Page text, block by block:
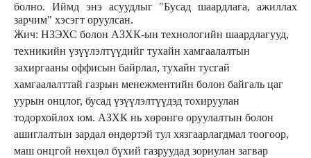
болно. Иймд энэ асуудлыг "Бусад шаардлага, ажиллах
зарчим" хэсэгт оруулсан.
Жич: НЗЭХС болон АЗХК-ын технологийн шаардлагууд,
техникийн үзүүлэлтүүдийг тухайн хамгаалалтын
захиргааны оффисын байрлал, тухайн тусгай
хамгаалалттай газрын менежментийн болон байгаль цаг
уурын онцлог, бусад үзүүлэлтүүдэд тохируулан
тодорхойлох юм. АЗХК нь хөрөнгө оруулалтын болон
ашиглалтын зардал өндөртэй тул хязгаарлагдмал тоогоор,
маш онцгой нөхцөл бүхий газруудад зориулан загвар